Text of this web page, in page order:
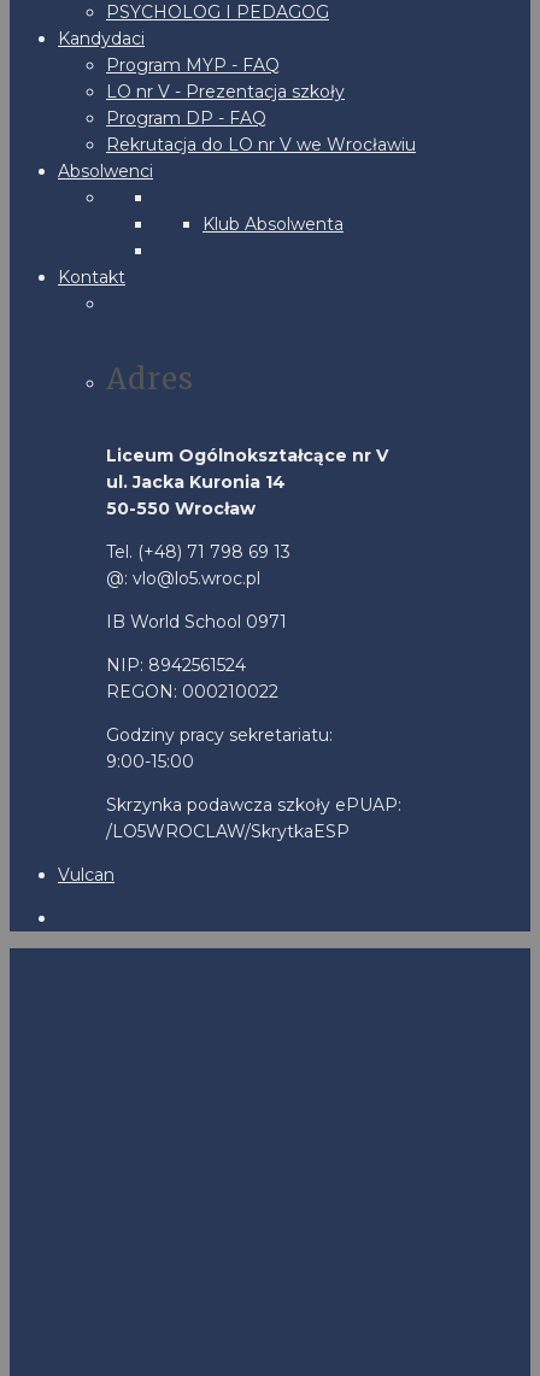
PSYCHOLOG I PEDAGOG
Kandydaci
Program MYP - FAQ
LO nr V - Prezentacja szkoły
Program DP - FAQ
Rekrutacja do LO nr V we Wrocławiu
Absolwenci
Klub Absolwenta
Kontakt
Adres
Liceum Ogólnokształcące nr V
ul. Jacka Kuronia 14
50-550 Wrocław
Tel. (+48) 71 798 69 13
@: vlo@lo5.wroc.pl
IB World School 0971
NIP: 8942561524
REGON: 000210022
Godziny pracy sekretariatu:
9:00-15:00
Skrzynka podawcza szkoły ePUAP:
/LO5WROCLAW/SkrytkaESP
Vulcan